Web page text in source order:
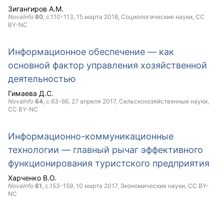
Зигангиров А.М.
NovaInfo 80, с.110-113, 15 марта 2018, Социологические науки, CC
BY-NC
Информационное обеспечение — как
основной фактор управления хозяйственной
деятельностью
Гимаева Д.С.
NovaInfo 64, с.63-66, 27 апреля 2017, Сельскохозяйственные науки,
CC BY-NC
Информационно-коммуникационные
технологии — главный рычаг эффективного
функционирования туристского предприятия
Харченко В.О.
NovaInfo 61, с.153-159, 10 марта 2017, Экономические науки, CC BY-
NC